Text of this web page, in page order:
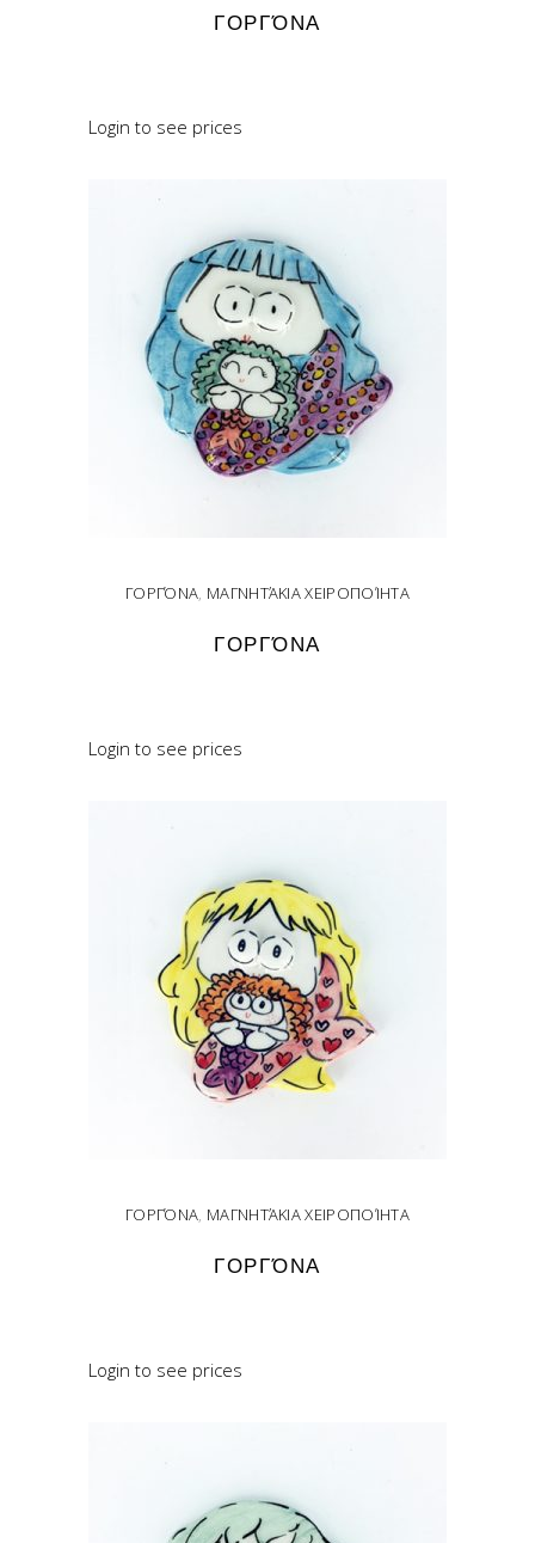
ΓΟΡΓΌΝΑ
Login to see prices
ΓΟΡΓΌΝΑ, ΜΑΓΝΗΤΆΚΙΑ ΧΕΙΡΟΠΟΊΗΤΑ
ΓΟΡΓΌΝΑ
Login to see prices
ΓΟΡΓΌΝΑ, ΜΑΓΝΗΤΆΚΙΑ ΧΕΙΡΟΠΟΊΗΤΑ
ΓΟΡΓΌΝΑ
Login to see prices